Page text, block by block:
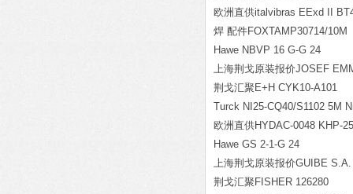
欧洲直供italvibras EExd II
焊 配件FOXTAMP30714/10M
Hawe NBVP 16 G-G 24
上海荆戈原装报价JOSEF
荆戈汇聚E+H CYK10-A101
Turck NI25-CQ40/S1102 5M
欧洲直供HYDAC-0048 KHP-
Hawe GS 2-1-G 24
上海荆戈原装报价GUIBE S.A.
荆戈汇聚FISHER 126280